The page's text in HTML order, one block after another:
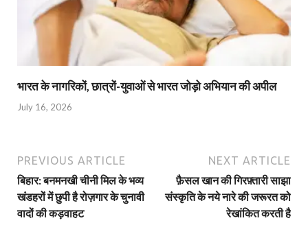
भारत के नागरिकों, छात्रों-युवाओं से भारत जोड़ो अभियान की अपील
July 16, 2026
PREVIOUS ARTICLE
बिहार: बनमनखी चीनी मिल के भव्य
खंडहरों में छुपी है रोज़गार के चुनावी
वादों की कड़वाहट
NEXT ARTICLE
फ़ैसल खान की गिरफ़्तारी साझा
संस्कृति के नये नारे की जरूरत को
रेखांकित करती है